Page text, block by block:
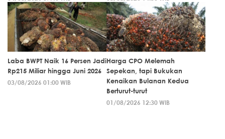
Laba BWPT Naik 16 Persen Jadi
Rp215 Miliar hingga Juni 2026
03/08/2026 01:00 WIB
Harga CPO Melemah
Sepekan, tapi Bukukan
Kenaikan Bulanan Kedua
Berturut-turut
01/08/2026 12:30 WIB